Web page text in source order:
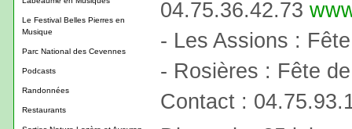
Le Festival Belles Pierres en
Musique
Parc National des Cevennes
Podcasts
Randonnées
Restaurants
04.75.36.42.73
- Les Assions :
- Rosières : Fête
Contact :